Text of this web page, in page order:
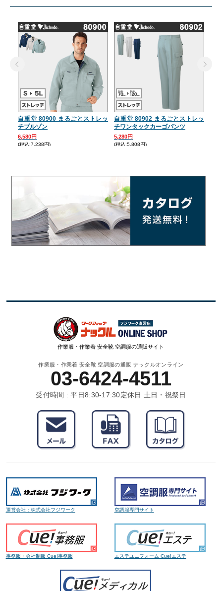
自重堂 80900 まるごとストレッ
チブルゾン
6,580円
(税込:7,238円)
自重堂 80902 まるごとストレッ
チワンタックカーゴパンツ
5,280円
(税込:5,808円)
作業服・作業着 安全靴 空調服の通販サイト
作業服・作業着 安全靴 空調服の通販 ナックルオンライン
03-6424-4511
受付時間 : 平日8:30-17:30定休日 土日・祝祭日
運営会社：株式会社フジワーク 空調服専門サイト
事務服・会社制服 Cue!事務服 エステユニフォーム Cue!エステ